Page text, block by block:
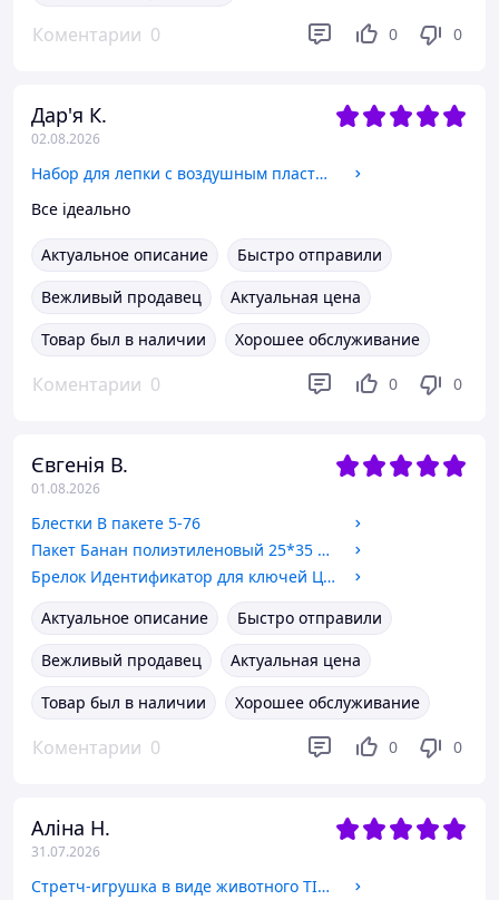
Коментарии 0 0 0
Дар'я К.
02.08.2026
Набор для лепки с воздушным пластилином, 12 черно-белых стежков, уп. 19*8*3см, ТМ Lovin (40шт)
Все ідеально
Актуальное описание
Быстро отправили
Вежливый продавец
Актуальная цена
Товар был в наличии
Хорошее обслуживание
Коментарии 0 0 0
Євгенія В.
01.08.2026
Блестки В пакете 5-76
Пакет Банан полиэтиленовый 25*35 см ЦЕНА за 1 шт. (138289)
Брелок Идентификатор для ключей ЦЕНА ЗА 1 ШТ (YZW101-50)
Актуальное описание
Быстро отправили
Вежливый продавец
Актуальная цена
Товар был в наличии
Хорошее обслуживание
Коментарии 0 0 0
Аліна Н.
31.07.2026
Стретч-игрушка в виде животного TIKI WIKI ТИКІ АКВАЛАНДИЯ. ТАЄМНИЦІ ГЛИБИН (у диспл.)